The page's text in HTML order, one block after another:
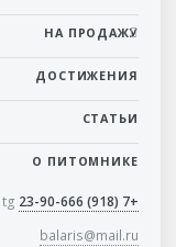
НА ПРОДАЖУ
ДОСТИЖЕНИЯ
СТАТЬИ
О ПИТОМНИКЕ
+7 (918) 23-90-666
balaris@mail.ru